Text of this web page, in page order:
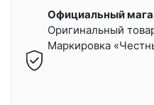
Официальный
Оригинальный
Маркировка